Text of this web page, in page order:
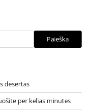
Paieška
desertas
per kelias minutes